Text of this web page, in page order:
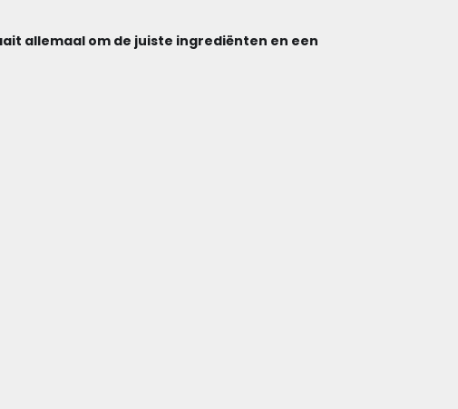
allemaal om de juiste ingrediënten en een